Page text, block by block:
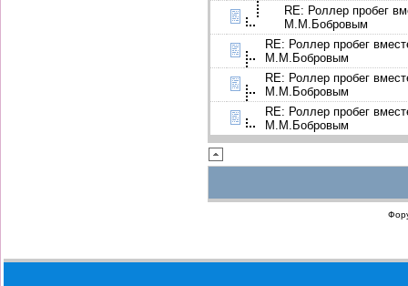
RE: Роллер пробег
М.М.Бобровым
RE: Роллер пробег
М.М.Бобровым
RE: Роллер пробег
М.М.Бобровым
RE: Роллер пробег
М.М.Бобровым